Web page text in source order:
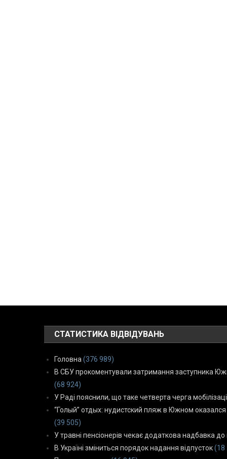
СТАТИСТИКА ВІДВІДУВАНЬ
Головна (376 989)
В СБУ прокоментували затримання заступника
(68 924)
У Раді пояснили, що таке четверта черга
“Голый” отдых: нудистский пляж в Южном
(39 505)
У травні пенсіонерів чекає додаткова надбавка до
В Україні зміниться порядок надання відпусток (18